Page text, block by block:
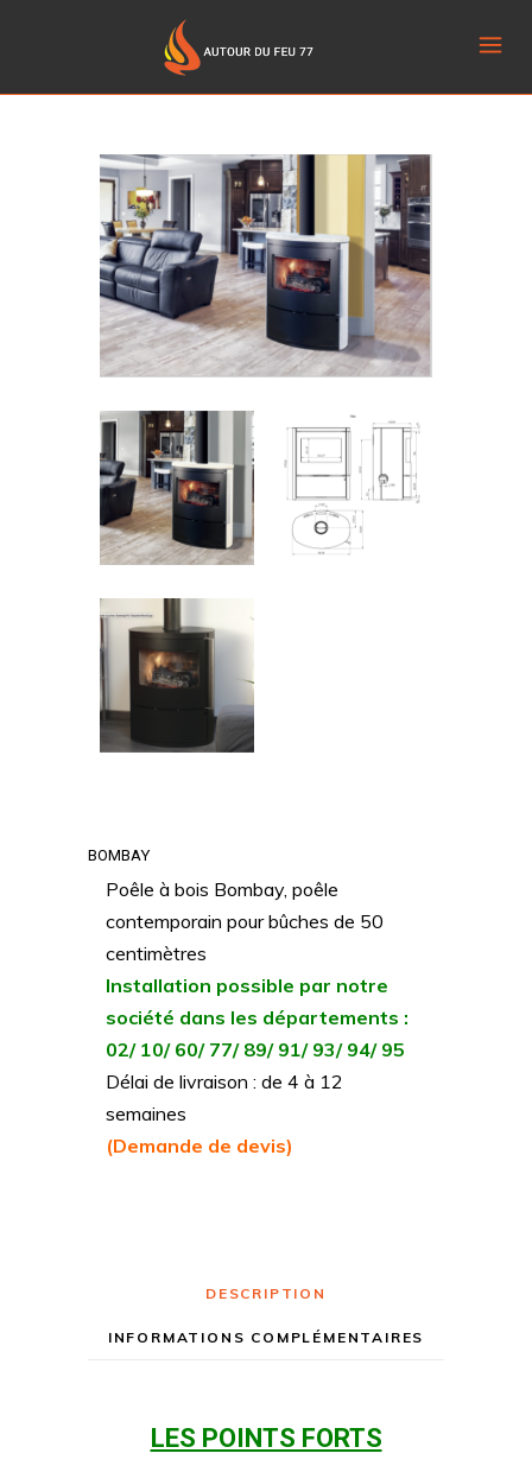
BOMBAY
Poêle à bois Bombay, poêle
contemporain pour bûches de 50
centimètres
Installation possible par notre
société dans les départements :
02/ 10/ 60/ 77/ 89/ 91/ 93/ 94/ 95
Délai de livraison : de 4 à 12
semaines
(Demande de devis)
DESCRIPTION
INFORMATIONS COMPLÉMENTAIRES
LES POINTS FORTS